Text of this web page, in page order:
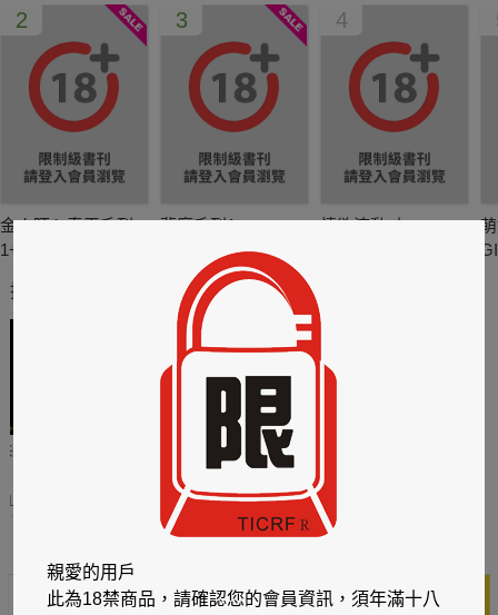
也等於迫使Pakin把弱點暴露在仇家面前，給了對方把柄威脅。
知道自己的一時衝動跟任性給心愛的哥哥惹了大麻煩的Graph，
不禁悔恨不已。他犯下的過錯嚴重到難以彌補，
可沒想到男人生氣歸生氣，預想中的驅逐與責難卻沒有到來，
＊泰耽天后Mame又一浪漫鉅獻，2025年最強力作！
＊Love in the air《愛在空氣中》系列作品，喜歡Pakin & Graph
這對CP的朋友千萬不可錯過！"
2
金火旺ㄟ春天系列
1+2合集
3
夢魔系列1
4
情欲流動 上
推薦你買好東西
閱讀有禮，TCL平板送觸
2026/06/20 - 2026/08/31
TCL數位筆記本送月讀包1
2026/06/20 - 2026/08/31
親愛的用戶
此為18禁商品，請確認您的會員資訊，須年滿十八